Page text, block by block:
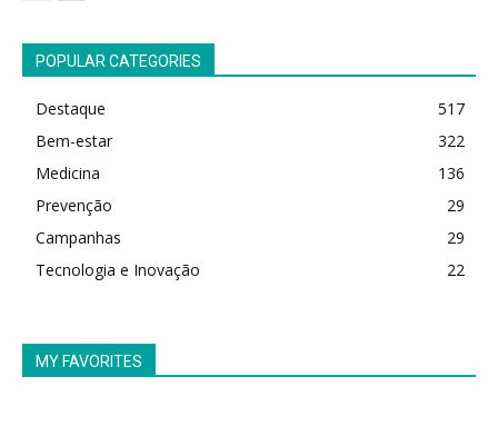
POPULAR CATEGORIES
Destaque
517
Bem-estar
322
Medicina
136
Prevenção
29
Campanhas
29
Tecnologia e Inovação
22
MY FAVORITES